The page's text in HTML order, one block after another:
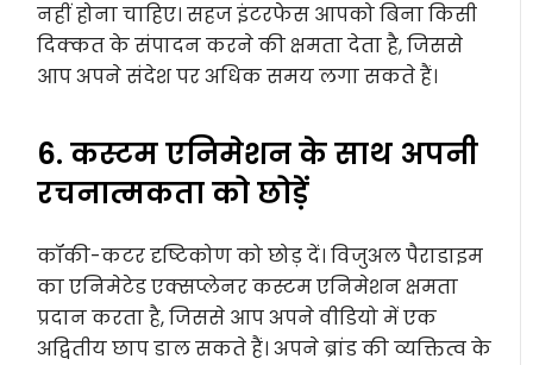
नहीं होना चाहिए। सहज इंटरफेस आपको बिना किसी
दिक्कत के संपादन करने की क्षमता देता है, जिससे
आप अपने संदेश पर अधिक समय लगा सकते हैं।
6. कस्टम एनिमेशन के साथ अपनी
रचनात्मकता को छोड़ें
कॉकी-कटर दृष्टिकोण को छोड़ दें। विजुअल पैराडाइम
का एनिमेटेड एक्सप्लेनर कस्टम एनिमेशन क्षमता
प्रदान करता है, जिससे आप अपने वीडियो में एक
अद्वितीय छाप डाल सकते हैं। अपने ब्रांड की व्यक्तित्व के